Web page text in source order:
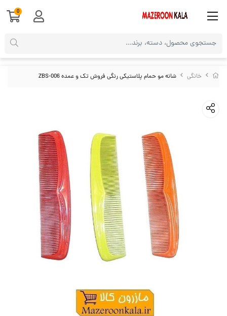
خانگی شانه مو حمام پلاستیکی رنگی فروش تک و عمده ZBS-006
0